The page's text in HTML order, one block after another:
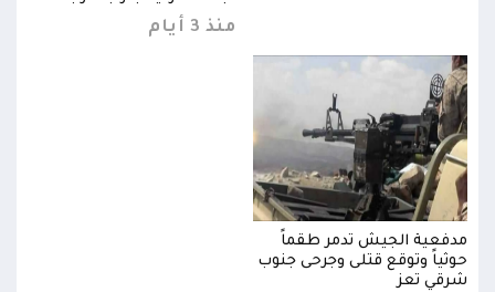
منذ 3 أيام
مدفعية الجيش تدمر طقماً
حوثياً وتوقع قتلى وجرحى جنوب
شرقي تعز